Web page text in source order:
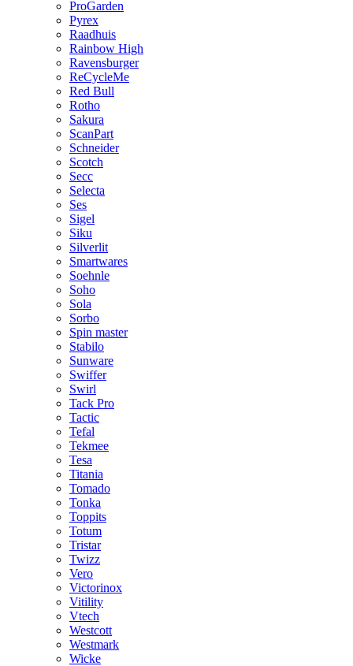
ProGarden
Pyrex
Raadhuis
Rainbow High
Ravensburger
ReCycleMe
Red Bull
Rotho
Sakura
ScanPart
Schneider
Scotch
Secc
Selecta
Ses
Sigel
Siku
Silverlit
Smartwares
Soehnle
Soho
Sola
Sorbo
Spin master
Stabilo
Sunware
Swiffer
Swirl
Tack Pro
Tactic
Tefal
Tekmee
Tesa
Titania
Tomado
Tonka
Toppits
Totum
Tristar
Twizz
Vero
Victorinox
Vitility
Vtech
Westcott
Westmark
Wicke